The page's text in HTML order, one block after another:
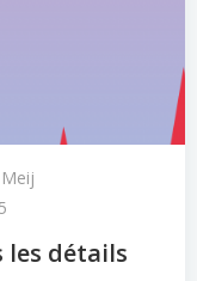
les détails